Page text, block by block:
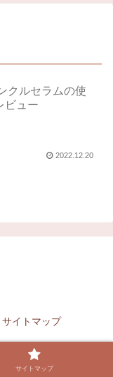
クルセラムの使
ビュー
2022.12.20
サイトマップ
サイトマップ